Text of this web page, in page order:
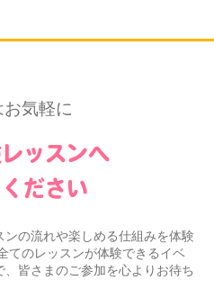
お気軽に
ッスンへ
ださい
の流れや楽しめる仕組みを体験
てのレッスンが体験できるイベ
皆さまのご参加を心よりお待ち